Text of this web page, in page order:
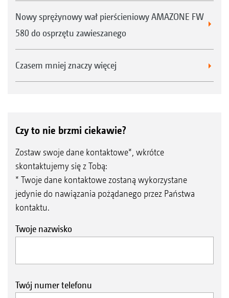
Nowy sprężynowy wał pierścieniowy AMAZONE FW
580 do osprzętu zawieszanego
Czasem mniej znaczy więcej
Czy to nie brzmi ciekawie?
Zostaw swoje dane kontaktowe*, wkrótce
skontaktujemy się z Tobą:
* Twoje dane kontaktowe zostaną wykorzystane
jedynie do nawiązania pożądanego przez Państwa
kontaktu.
Twoje nazwisko
Twój numer telefonu